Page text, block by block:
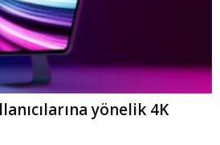
yönelik 4K